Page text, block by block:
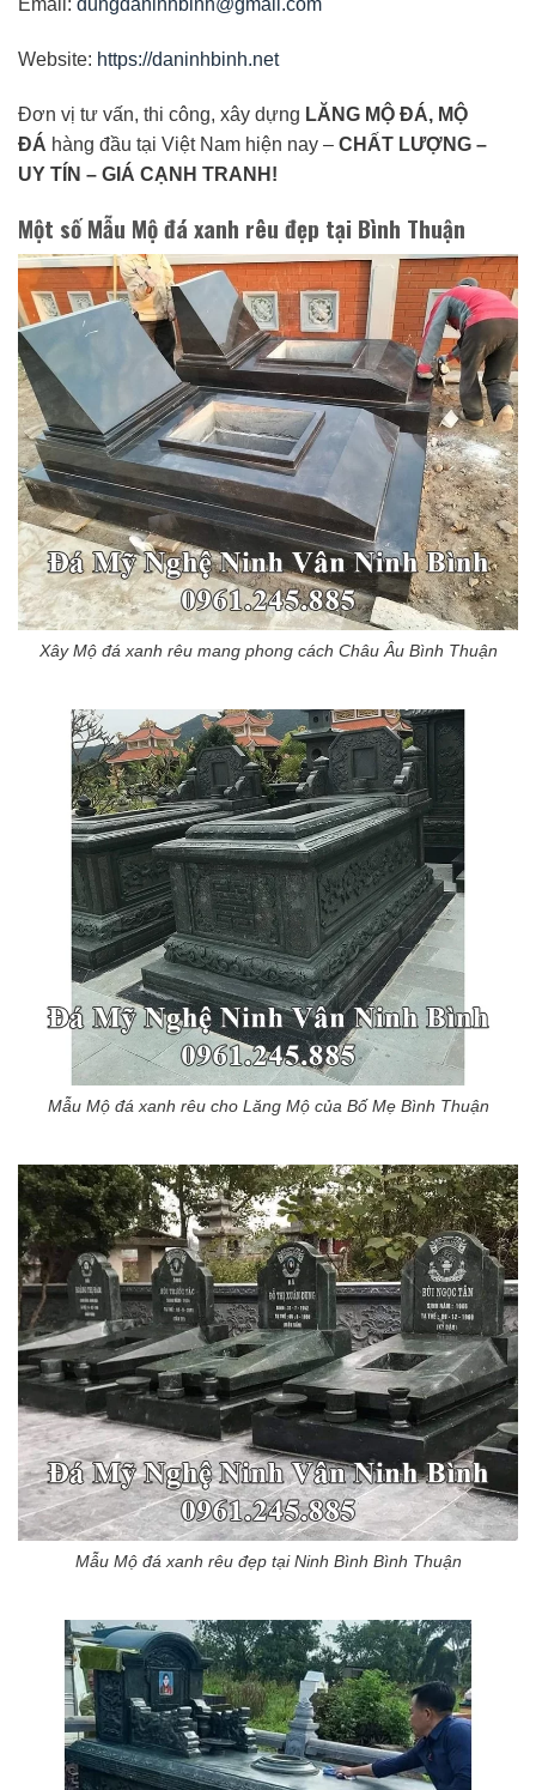
Email: dungdaninhbinh@gmail.com
Website: https://daninhbinh.net
Đơn vị tư vấn, thi công, xây dựng LĂNG MỘ ĐÁ, MỘ
ĐÁ hàng đầu tại Việt Nam hiện nay – CHẤT LƯỢNG –
UY TÍN – GIÁ CẠNH TRANH!
Một số Mẫu Mộ đá xanh rêu đẹp tại Bình Thuận
Xây Mộ đá xanh rêu mang phong cách Châu Âu Bình Thuận
Mẫu Mộ đá xanh rêu cho Lăng Mộ của Bố Mẹ Bình Thuận
Mẫu Mộ đá xanh rêu đẹp tại Ninh Bình Bình Thuận